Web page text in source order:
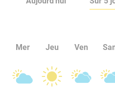
Mer Jeu Ven